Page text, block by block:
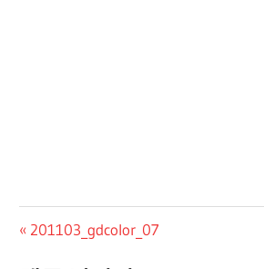
글Previous
201103_gdcolor_07